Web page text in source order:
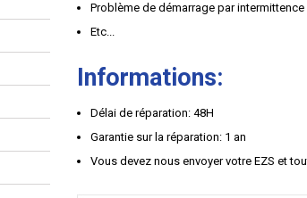
Problème de démarrage par intermittence
Etc...
Informations:
Délai de réparation: 48H
Garantie sur la réparation: 1 an
Vous devez nous envoyer votre EZS et